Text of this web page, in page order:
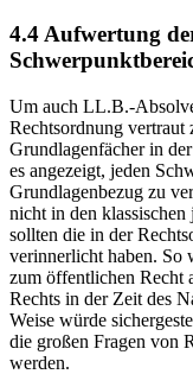
4.4 Aufwertung
Um auch LL.B.-
Rechtsordnung vertraut
Grundlagenfächer in
es angezeigt, jeden
Grundlagenbezug zu
nicht in den
sollten die in der
verinnerlicht haben. So
zum öffentlichen Recht
Rechts in der Zeit des
Weise würde
die großen Fragen von
werden.